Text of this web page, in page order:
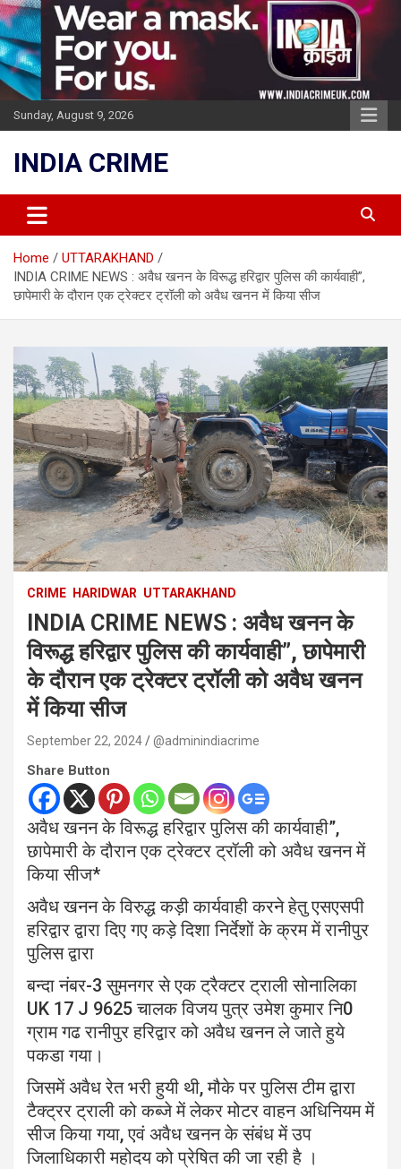
Skip
to
content
Sunday, August 9, 2026
INDIA CRIME
Home
UTTARAKHAND
INDIA CRIME NEWS : अवैध खनन के विरूद्ध हरिद्वार पुलिस की कार्यवाही”,
छापेमारी के दौरान एक ट्रेक्टर ट्रॉली को अवैध खनन में किया सीज
CRIME HARIDWAR UTTARAKHAND
INDIA CRIME NEWS : अवैध खनन के
विरूद्ध हरिद्वार पुलिस की कार्यवाही”, छापेमारी
के दौरान एक ट्रेक्टर ट्रॉली को अवैध खनन
में किया सीज
September 22, 2024 @adminindiacrime
Share Button
अवैध खनन के विरूद्ध हरिद्वार पुलिस की कार्यवाही”,
छापेमारी के दौरान एक ट्रेक्टर ट्रॉली को अवैध खनन में
किया सीज*
अवैध खनन के विरुद्ध कड़ी कार्यवाही करने हेतु एसएसपी
हरिद्वार द्वारा दिए गए कड़े दिशा निर्देशों के क्रम में रानीपुर
पुलिस द्वारा
बन्दा नंबर-3 सुमनगर से एक ट्रैक्टर ट्राली सोनालिका
UK 17 J 9625 चालक विजय पुत्र उमेश कुमार नि0
ग्राम गढ रानीपुर हरिद्वार को अवैध खनन ले जाते हुये
पकडा गया।
जिसमें अवैध रेत भरी हुयी थी, मौके पर पुलिस टीम द्वारा
टैक्ट्रर ट्राली को कब्जे में लेकर मोटर वाहन अधिनियम में
सीज किया गया, एवं अवैध खनन के संबंध में उप
जिलाधिकारी महोदय को प्रेषित की जा रही है ।